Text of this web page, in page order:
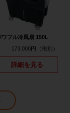
ワフル冷風扇 150L
173,000円
詳細を見る